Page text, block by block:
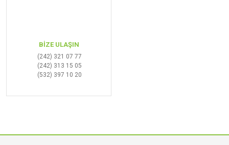
BİZE ULAŞIN
(242) 321 07 77
(242) 313 15 05
(532) 397 10 20